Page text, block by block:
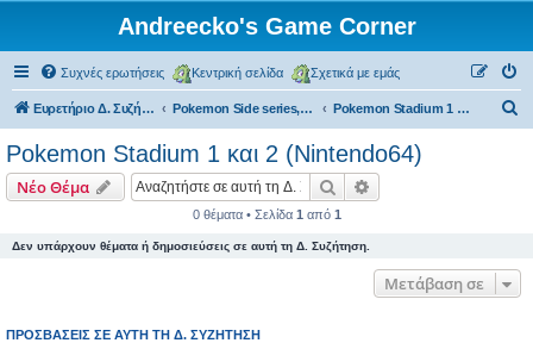
Andreecko's Game Corner
Συχνές ερωτήσεις Κεντρική σελίδα Σχετικά με εμάς
Ευρετήριο Δ. Συζήτησης Pokemon Side series, Spin-offs Pokemon Stadium 1 και 2 (Nintendo64)
Pokemon Stadium 1 και 2 (Nintendo64)
Νέο Θέμα Αναζήτηση
0 θέματα • Σελίδα 1 από 1
Δεν υπάρχουν θέματα ή δημοσιεύσεις σε αυτή τη Δ. Συζήτηση.
Μετάβαση σε
ΠΡΟΣΒΆΣΕΙΣ ΣΕ ΑΥΤΉ ΤΗ Δ. ΣΥΖΉΤΗΣΗ